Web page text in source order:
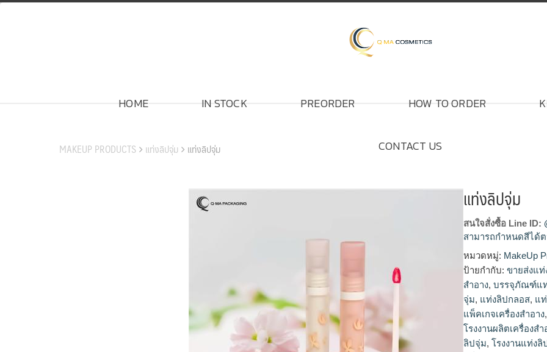
Skip
HOME IN STOCK PREORDER HOW TO ORDER
CONTACT US
MAKEUP PRODUCTS แท่งลิปจุ่ม แท่งลิปจุ่ม
แท่งลิปจุ่ม
สนใจสั่งซื้อ Line ID:
สามารถกำหนดสีได้
โรงงานแท่งลิปจุ่ม,รั
หมวดหมู่: MakeUp
ป้ายกำกับ:ขายส่งแ
สำอาง,บรรจุภัณฑ์แ
จุ่ม, แท่งลิปกลอส, แ
แพ็คเกจเครื่องสำอาง,
โรงงานผลิตเครื่องสำ
ลิปจุ่ม,โรงงานแท่งลิ